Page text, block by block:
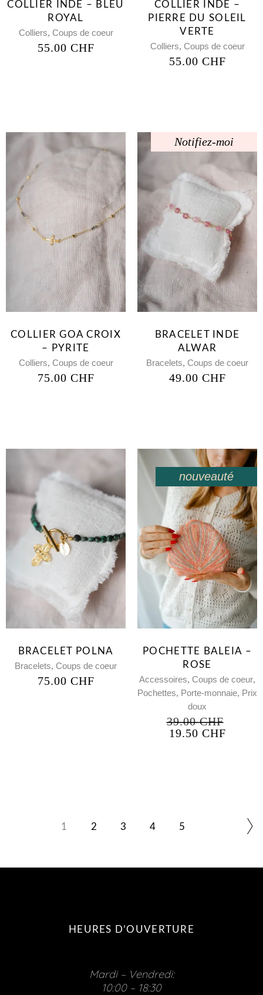
COLLIER INDE – BLEU
ROYAL
Colliers, Coups de coeur
55.00 CHF
COLLIER INDE –
PIERRE DU SOLEIL
VERTE
Colliers, Coups de coeur
55.00 CHF
COLLIER GOA CROIX
– PYRITE
Colliers, Coups de coeur
75.00 CHF
Notifiez-moi
BRACELET INDE
ALWAR
Bracelets, Coups de coeur
49.00 CHF
BRACELET POLNA
Bracelets, Coups de coeur
75.00 CHF
en solde
nouveauté
POCHETTE BALEIA –
ROSE
Accessoires, Coups de coeur,
Pochettes, Porte-monnaie, Prix
doux
39.00CHF
19.50 CHF
1 2 3 4 5
HEURES D’OUVERTURE
Mardi – Vendredi:
10:00 – 18:30